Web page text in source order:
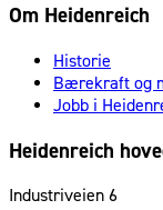
Om Heidenreich
Historie
Bærekraft og
Jobb i
Heidenreich
Industriveien 6